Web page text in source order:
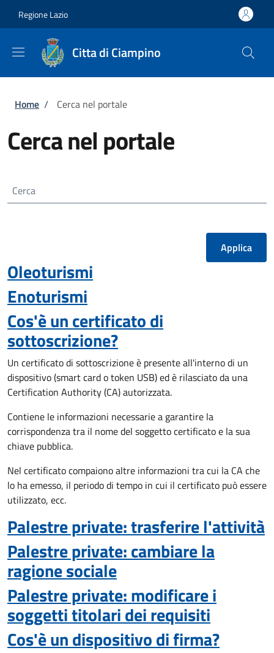
Regione Lazio
Citta di Ciampino
Briciole di pane
Home / Cerca nel portale
Cerca nel portale
Cerca
Oleoturismi
Enoturismi
Cos'è un certificato di
sottoscrizione?
Un certificato di sottoscrizione è presente all'interno di un
dispositivo (smart card o token USB) ed è rilasciato da una
Certification Authority (CA) autorizzata.
Contiene le informazioni necessarie a garantire la
corrispondenza tra il nome del soggetto certificato e la sua
chiave pubblica.
Nel certificato compaiono altre informazioni tra cui la CA che
lo ha emesso, il periodo di tempo in cui il certificato può essere
utilizzato, ecc.
Palestre private: trasferire l'attività
Palestre private: cambiare la
ragione sociale
Palestre private: modificare i
soggetti titolari dei requisiti
Cos'è un dispositivo di firma?